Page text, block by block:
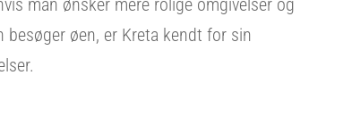
øen, er Kreta kendt for sin